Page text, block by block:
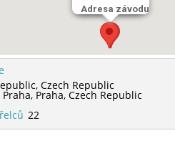
Adresa závodu
SK Start Praha
Czech Republic
Praha, Praha,Czech Republic
22